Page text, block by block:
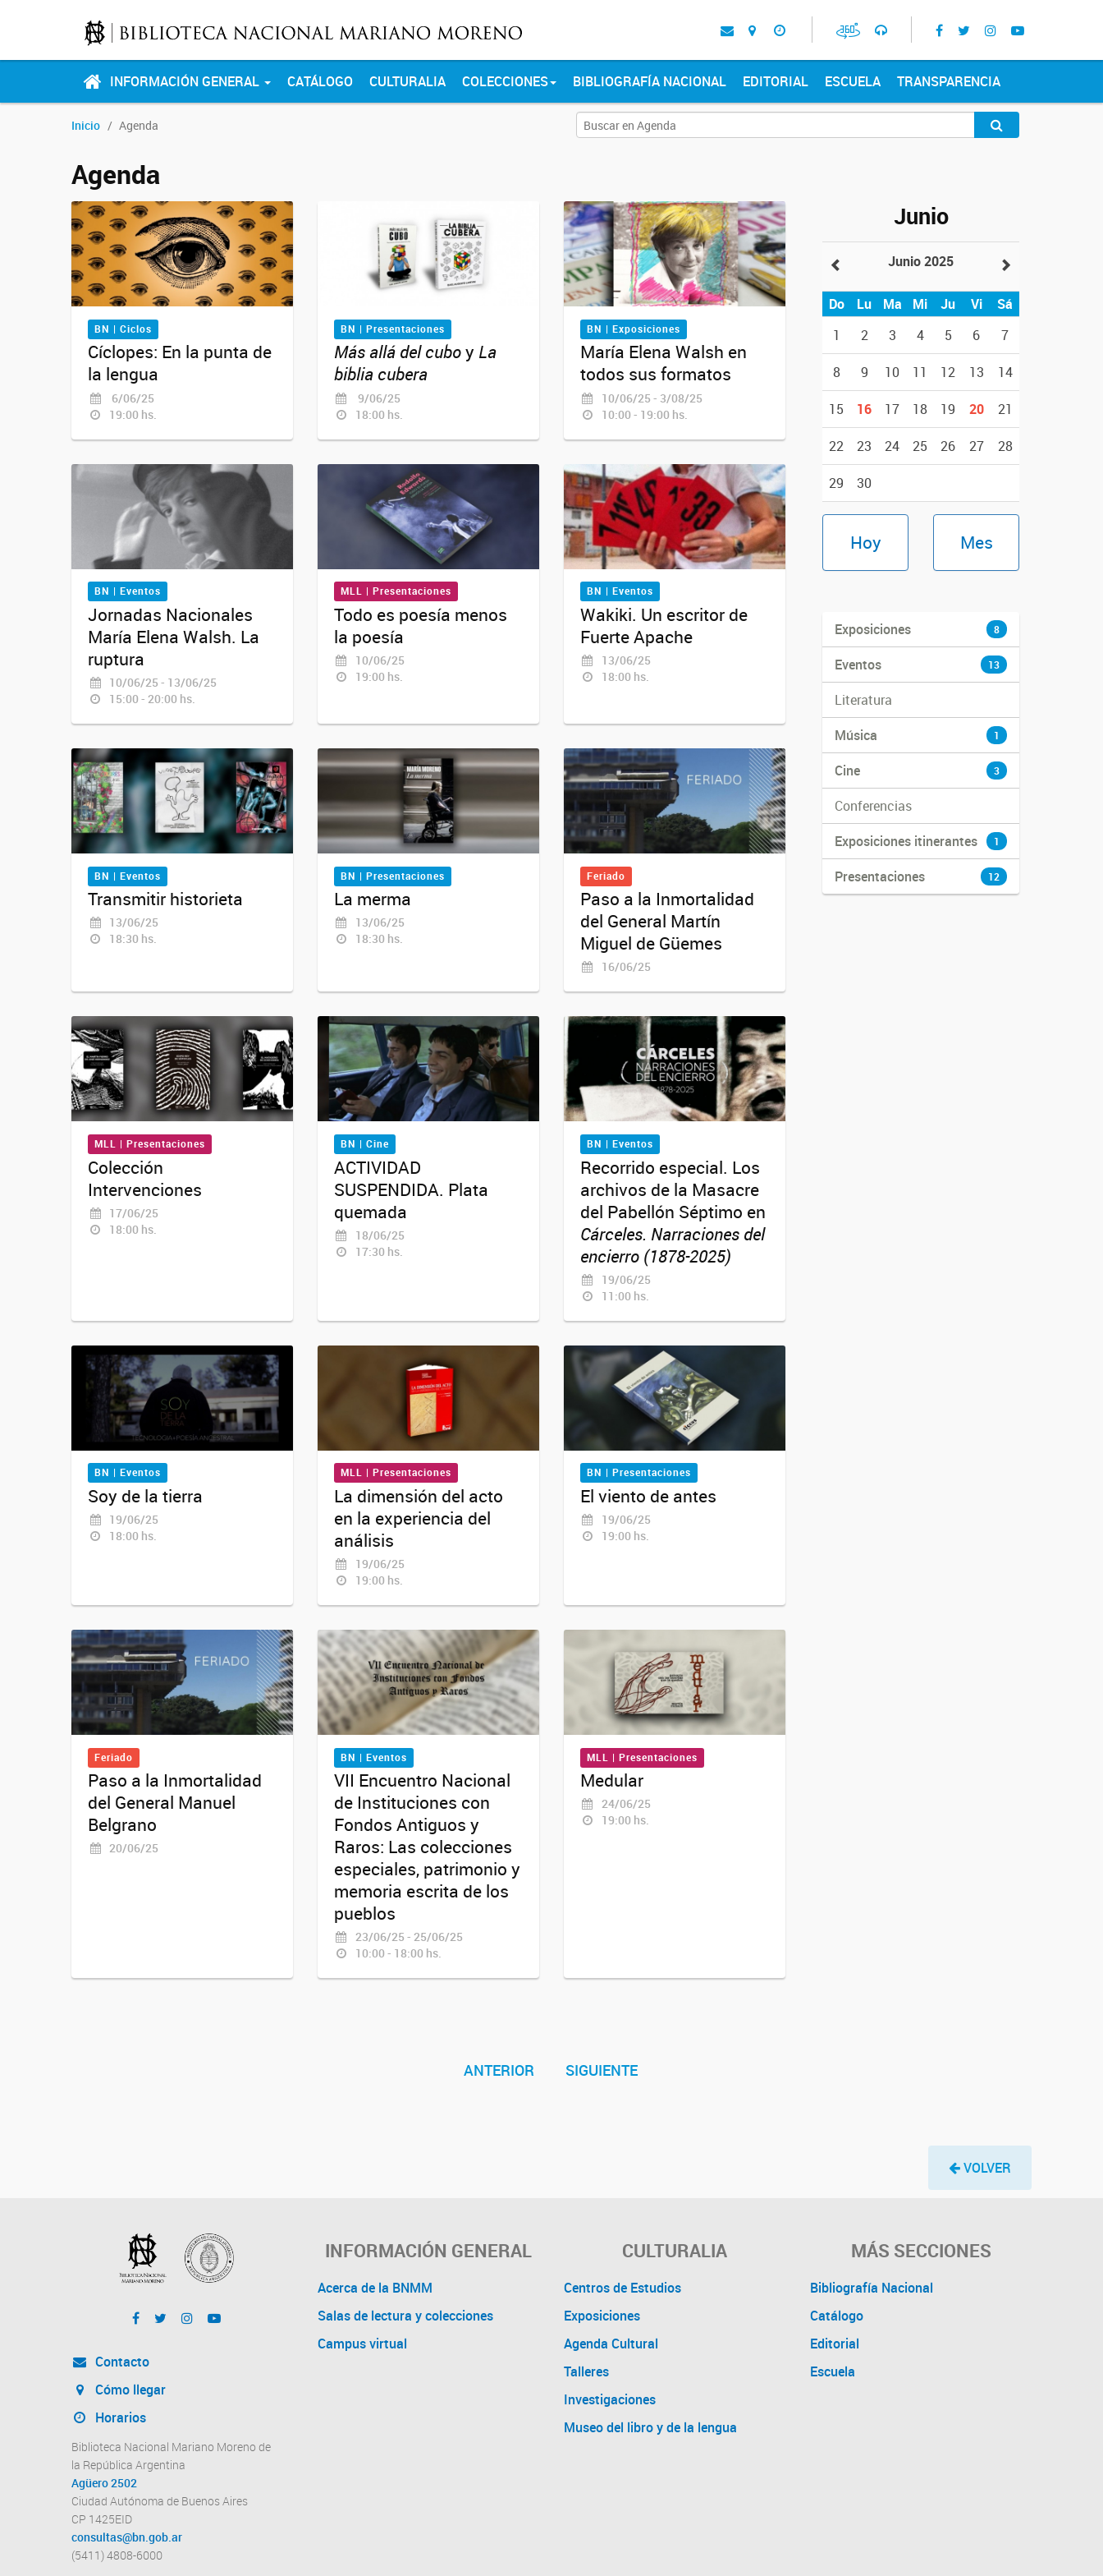
INFORMACIÓN GENERAL CATÁLOGO CULTURALIA COLECCIONES BIBLIOGRAFÍA NACIONAL EDITORIAL ESCUELA TRANSPARENCIA
Inicio Agenda
Agenda
BN | Ciclos
Cíclopes: En la punta de
la lengua
6/06/25
19:00 hs.
BN | Presentaciones
Más allá del cuboy La
biblia cubera
9/06/25
18:00 hs.
BN | Exposiciones
María Elena Walsh en
todos sus formatos
10/06/25 - 3/08/25
10:00 - 19:00 hs.
BN | Eventos
Jornadas Nacionales
María Elena Walsh. La
ruptura
10/06/25 - 13/06/25
15:00 - 20:00 hs.
MLL | Presentaciones
Todo es poesía menos
la poesía
10/06/25
19:00 hs.
BN | Eventos
Wakiki. Un escritor de
Fuerte Apache
13/06/25
18:00 hs.
BN | Eventos
Transmitir historieta
13/06/25
18:30 hs.
BN | Presentaciones
La merma
13/06/25
18:30 hs.
Feriado
Paso a la Inmortalidad
del General Martín
Miguel de Güemes
16/06/25
MLL | Presentaciones
Colección
Intervenciones
17/06/25
18:00 hs.
BN | Cine
ACTIVIDAD
SUSPENDIDA. Plata
quemada
18/06/25
17:30 hs.
BN | Eventos
Recorrido especial. Los
archivos de la Masacre
del Pabellón Séptimo en
Cárceles. Narraciones del
encierro (1878-2025)
19/06/25
11:00 hs.
BN | Eventos
Soy de la tierra
19/06/25
18:00 hs.
MLL | Presentaciones
La dimensión del acto
en la experiencia del
análisis
19/06/25
19:00 hs.
BN | Presentaciones
El viento de antes
19/06/25
19:00 hs.
Feriado
Paso a la Inmortalidad
del General Manuel
Belgrano
20/06/25
BN | Eventos
VII Encuentro Nacional
de Instituciones con
Fondos Antiguos y
Raros: Las colecciones
especiales, patrimonio y
memoria escrita de los
pueblos
23/06/25 - 25/06/25
10:00 - 18:00 hs.
MLL | Presentaciones
Medular
24/06/25
19:00 hs.
Junio
Junio 2025
Do Lu Ma Mi Ju Vi
Sá
1
2 3 4 5 6 7
8 9 10 11 12 13 14
15 16 17 18 19 20 21
22 23 24 25 26 27 28
29 30
Hoy Mes
Exposiciones 8
Eventos 13
Literatura
Música
1
Cine 3
Conferencias
Exposiciones itinerantes
1
Presentaciones 12
ANTERIOR SIGUIENTE
VOLVER
Contacto
Cómo llegar
Horarios
Biblioteca Nacional Mariano Moreno de
la República Argentina
Agüero 2502
Ciudad Autónoma de Buenos Aires
CP 1425EID
consultas@bn.gob.ar
(5411) 4808-6000
INFORMACIÓN GENERAL
Acerca de la BNMM
Salas de lectura y colecciones
Campus virtual
CULTURALIA
Centros de Estudios
Exposiciones
Agenda Cultural
Talleres
Investigaciones
Museo del libro y de la lengua
MÁS SECCIONES
Bibliografía Nacional
Catálogo
Editorial
Escuela